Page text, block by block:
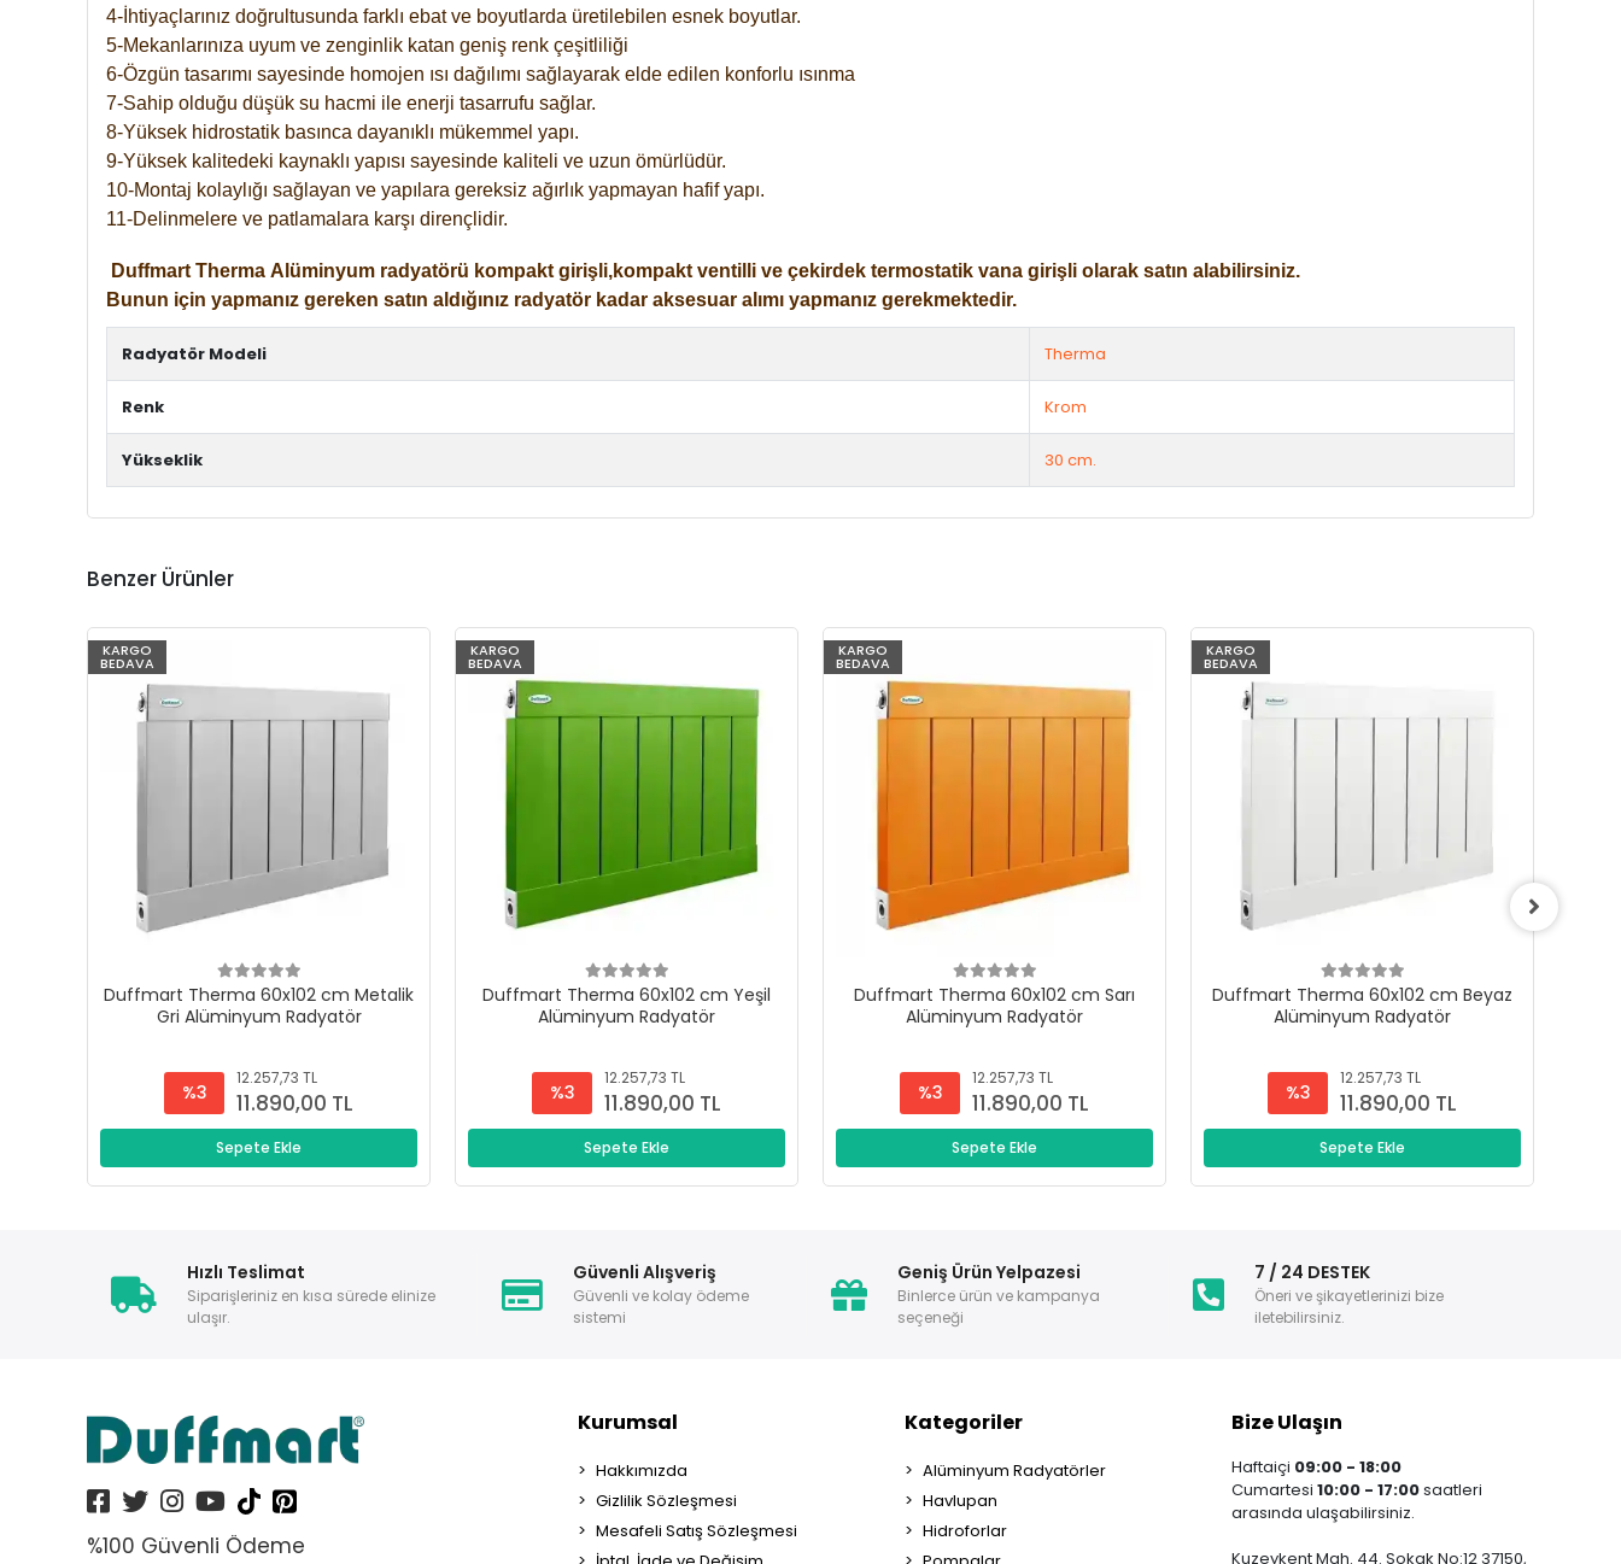
4-İhtiyaçlarınız doğrultusunda farklı ebat ve boyutlarda üretilebilen esnek boyutlar.
5-Mekanlarınıza uyum ve zenginlik katan geniş renk çeşitliliği
6-Özgün tasarımı sayesinde homojen ısı dağılımı sağlayarak elde edilen konforlu ısınma
7-Sahip olduğu düşük su hacmi ile enerji tasarrufu sağlar.
8-Yüksek hidrostatik basınca dayanıklı mükemmel yapı.
9-Yüksek kalitedeki kaynaklı yapısı sayesinde kaliteli ve uzun ömürlüdür.
10-Montaj kolaylığı sağlayan ve yapılara gereksiz ağırlık yapmayan hafif yapı.
11-Delinmelere ve patlamalara karşı dirençlidir.
Duffmart Therma Alüminyum radyatörü kompakt girişli,kompakt ventilli ve çekirdek termostatik vana girişli olarak satın alabilirsiniz.
Bunun için yapmanız gereken satın aldığınız radyatör kadar aksesuar alımı yapmanız gerekmektedir.
Radyatör Modeli Therma
Renk Krom
Yükseklik 30 cm.
Benzer Ürünler
KARGO
BEDAVA
Duffmart Therma 60x102 cm Metalik
Gri Alüminyum Radyatör
%3
12.257,73 TL
11.890,00 TL
Sepete Ekle
KARGO
BEDAVA
Duffmart Therma 60x102 cm Yeşil
Alüminyum Radyatör
%3
12.257,73 TL
11.890,00 TL
Sepete Ekle
KARGO
BEDAVA
Duffmart Therma 60x102 cm Sarı
Alüminyum Radyatör
%3
12.257,73 TL
11.890,00 TL
Sepete Ekle
KARGO
BEDAVA
Duffmart Therma 60x102 cm Beyaz
Alüminyum Radyatör
%3
12.257,73 TL
11.890,00 TL
Sepete Ekle
Hızlı Teslimat
Siparişleriniz en kısa sürede elinize
ulaşır.
Güvenli Alışveriş
Güvenli ve kolay ödeme
sistemi
Geniş Ürün Yelpazesi
Binlerce ürün ve kampanya
seçeneği
7 / 24 DESTEK
Öneri ve şikayetlerinizi bize
iletebilirsiniz.
%100 Güvenli Ödeme
Kurumsal
Hakkımızda
Gizlilik Sözleşmesi
Mesafeli Satış Sözleşmesi
Kategoriler
Alüminyum Radyatörler
Havlupan
Hidroforlar
Bize Ulaşın
Haftaiçi 09:00 - 18:00
Cumartesi 10:00 - 17:00saatleri
arasında ulaşabilirsiniz.
Kuzeykent Mah. 44. Sokak No:12 37150,